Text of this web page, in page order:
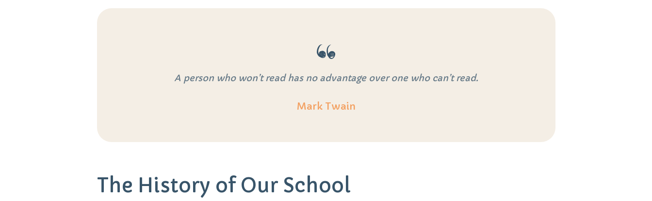
A person who won’t read has no advantage over one who can’t read.
Mark Twain
The History of Our School